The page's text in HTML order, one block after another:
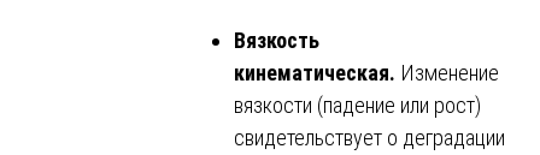
Вязкость
кинематическая. Изменение
вязкости (падение или рост)
свидетельствует о деградации